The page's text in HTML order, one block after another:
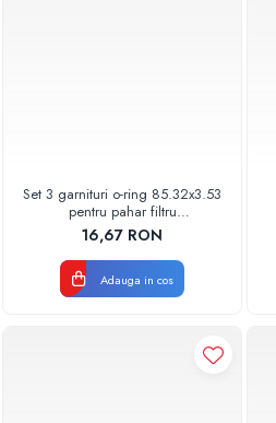
Set 3 garnituri o-ring 85.32x3.53
pentru pahar filtru
AQUA06030000000
16,67 RON
Adauga in cos